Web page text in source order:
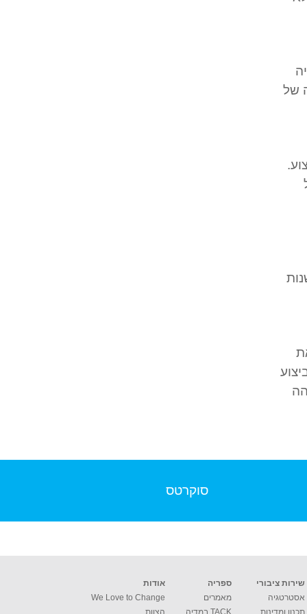
של
סוקרטס
שירות ציבורי
אסטרטגיה
תכנון ומדינות
ספריה
מאמרים
TACK במדיה
אודות
We Love to Change
הצוות